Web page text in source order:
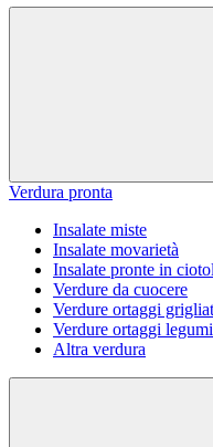
Verdura pronta
Insalate miste
Insalate movarietà
Insalate pronte in
Verdure da cuocere
Verdure ortaggi
Verdure ortaggi
Altra verdura